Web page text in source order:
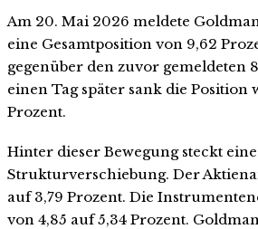
Am 20. Mai 2026 meldete
eine Gesamtposition von 9,62
gegenüber den zuvor gemeldeten
einen Tag später sank die Position
Prozent.
Hinter dieser Bewegung steckt eine
Strukturverschiebung. Der
auf 3,79 Prozent. Die
von 4,85 auf 5,34 Prozent.